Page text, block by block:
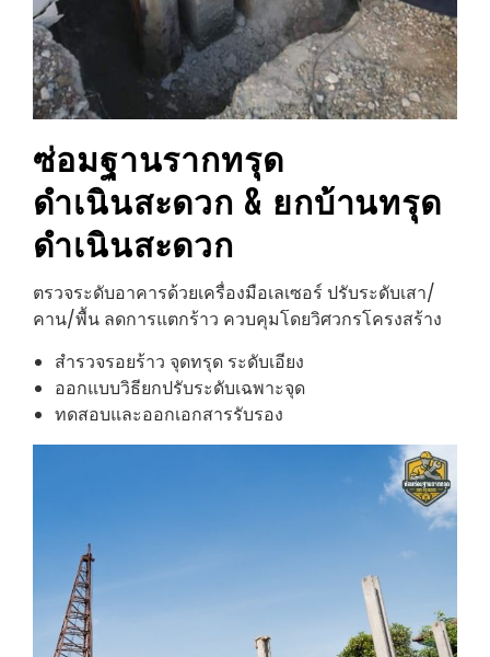
ซ่อมฐานรากทรุด
ดำเนินสะดวก & ยกบ้านทรุด
ดำเนินสะดวก
ตรวจระดับอาคารด้วยเครื่องมือเลเซอร์ ปรับระดับเสา/
คาน/พื้น ลดการแตกร้าว ควบคุมโดยวิศวกรโครงสร้าง
สำรวจรอยร้าว จุดทรุด ระดับเอียง
ออกแบบวิธียกปรับระดับเฉพาะจุด
ทดสอบและออกเอกสารรับรอง